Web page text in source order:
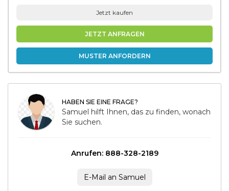
Jetzt kaufen
JETZT ANFRAGEN
MUSTER ANFORDERN
HABEN SIE EINE FRAGE?
Samuel hilft Ihnen, das zu finden, wonach
Sie suchen.
Anrufen: 888-328-2189
E-Mail an Samuel